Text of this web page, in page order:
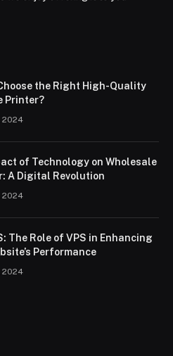
the Right High-Quality
Printer?
2024
of Technology on Wholesale
A Digital Revolution
2024
The Role of VPS in Enhancing
Performance
2024